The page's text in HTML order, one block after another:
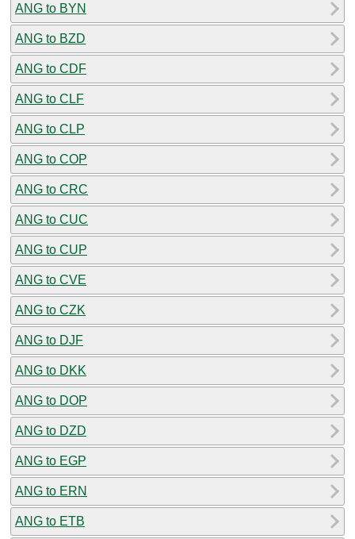
ANG to BYN
ANG to BZD
ANG to CDF
ANG to CLF
ANG to CLP
ANG to COP
ANG to CRC
ANG to CUC
ANG to CUP
ANG to CVE
ANG to CZK
ANG to DJF
ANG to DKK
ANG to DOP
ANG to DZD
ANG to EGP
ANG to ERN
ANG to ETB